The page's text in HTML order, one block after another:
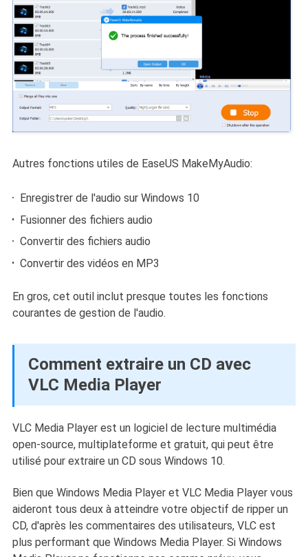
Autres fonctions utiles de EaseUS MakeMyAudio:
Enregistrer de l'audio sur Windows 10
Fusionner des fichiers audio
Convertir des fichiers audio
Convertir des vidéos en MP3
En gros, cet outil inclut presque toutes les fonctions
courantes de gestion de l'audio.
Comment extraire un CD avec
VLC Media Player
VLC Media Player est un logiciel de lecture multimédia
open-source, multiplateforme et gratuit, qui peut être
utilisé pour extraire un CD sous Windows 10.
Bien que Windows Media Player et VLC Media Player vous
aideront tous deux à atteindre votre objectif de ripper un
CD, d'après les commentaires des utilisateurs, VLC est
plus performant que Windows Media Player. Si Windows